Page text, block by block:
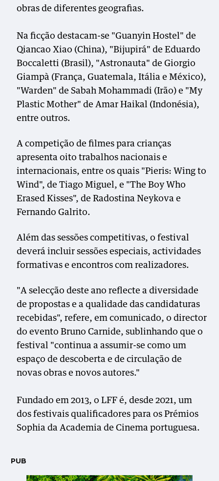
obras de diferentes geografias.
Na ficção destacam-se "Guanyin Hostel" de
Qiancao Xiao (China), "Bijupirá" de Eduardo
Boccaletti (Brasil), "Astronauta" de Giorgio
Giampà (França, Guatemala, Itália e México),
"Warden" de Sabah Mohammadi (Irão) e "My
Plastic Mother" de Amar Haikal (Indonésia),
entre outros.
A competição de filmes para crianças
apresenta oito trabalhos nacionais e
internacionais, entre os quais "Pieris: Wing to
Wind", de Tiago Miguel, e "The Boy Who
Erased Kisses", de Radostina Neykova e
Fernando Galrito.
Além das sessões competitivas, o festival
deverá incluir sessões especiais, actividades
formativas e encontros com realizadores.
"A selecção deste ano reflecte a diversidade
de propostas e a qualidade das candidaturas
recebidas", refere, em comunicado, o director
do evento Bruno Carnide, sublinhando que o
festival "continua a assumir-se como um
espaço de descoberta e de circulação de
novas obras e novos autores."
Fundado em 2013, o LFF é, desde 2021, um
dos festivais qualificadores para os Prémios
Sophia da Academia de Cinema portuguesa.
PUB